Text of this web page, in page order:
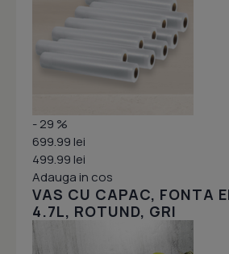
- 29 %
699.99 lei
499.99 lei
Adauga in cos
VAS CU CAPAC, FONTA
4.7L, ROTUND, GRI